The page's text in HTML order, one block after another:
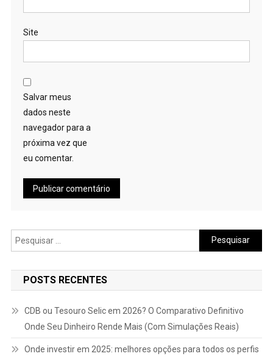
Site
Salvar meus
dados neste
navegador para a
próxima vez que
eu comentar.
Pesquisar
por:
POSTS RECENTES
CDB ou Tesouro Selic em 2026? O Comparativo Definitivo
Onde Seu Dinheiro Rende Mais (Com Simulações Reais)
Onde investir em 2025: melhores opções para todos os perfis